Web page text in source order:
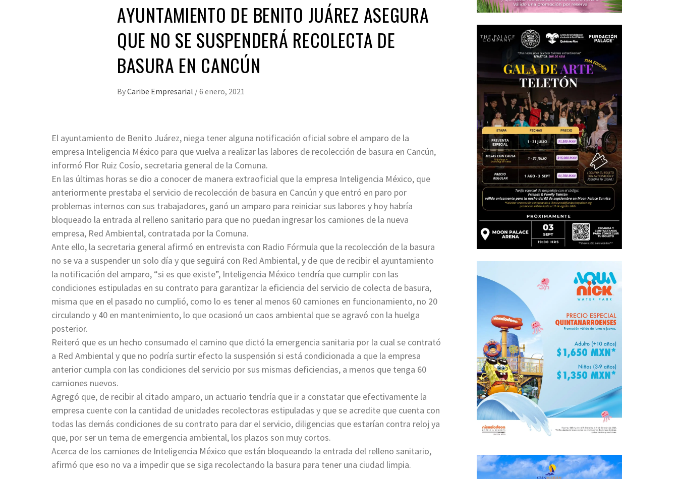
AYUNTAMIENTO DE BENITO JUÁREZ ASEGURA
QUE NO SE SUSPENDERÁ RECOLECTA DE
BASURA EN CANCÚN
ByCaribe Empresarial /6 enero, 2021
El ayuntamiento de Benito Juárez, niega tener alguna notificación oficial sobre el amparo de la
empresa Inteligencia México para que vuelva a realizar las labores de recolección de basura en Cancún,
informó Flor Ruiz Cosío, secretaria general de la Comuna.
En las últimas horas se dio a conocer de manera extraoficial que la empresa Inteligencia México, que
anteriormente prestaba el servicio de recolección de basura en Cancún y que entró en paro por
problemas internos con sus trabajadores, ganó un amparo para reiniciar sus labores y hoy habría
bloqueado la entrada al relleno sanitario para que no puedan ingresar los camiones de la nueva
empresa, Red Ambiental, contratada por la Comuna.
Ante ello, la secretaria general afirmó en entrevista con Radio Fórmula que la recolección de la basura
no se va a suspender un solo día y que seguirá con Red Ambiental, y de que de recibir el ayuntamiento
la notificación del amparo, “si es que existe”, Inteligencia México tendría que cumplir con las
condiciones estipuladas en su contrato para garantizar la eficiencia del servicio de colecta de basura,
misma que en el pasado no cumplió, como lo es tener al menos 60 camiones en funcionamiento, no 20
circulando y 40 en mantenimiento, lo que ocasionó un caos ambiental que se agravó con la huelga
posterior.
Reiteró que es un hecho consumado el camino que dictó la emergencia sanitaria por la cual se contrató
a Red Ambiental y que no podría surtir efecto la suspensión si está condicionada a que la empresa
anterior cumpla con las condiciones del servicio por sus mismas deficiencias, a menos que tenga 60
camiones nuevos.
Agregó que, de recibir al citado amparo, un actuario tendría que ir a constatar que efectivamente la
empresa cuente con la cantidad de unidades recolectoras estipuladas y que se acredite que cuenta con
todas las demás condiciones de su contrato para dar el servicio, diligencias que estarían contra reloj ya
que, por ser un tema de emergencia ambiental, los plazos son muy cortos.
Acerca de los camiones de Inteligencia México que están bloqueando la entrada del relleno sanitario,
afirmó que eso no va a impedir que se siga recolectando la basura para tener una ciudad limpia.